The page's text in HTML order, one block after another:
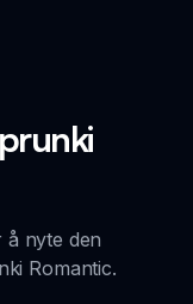
å nyte den
Romantic.